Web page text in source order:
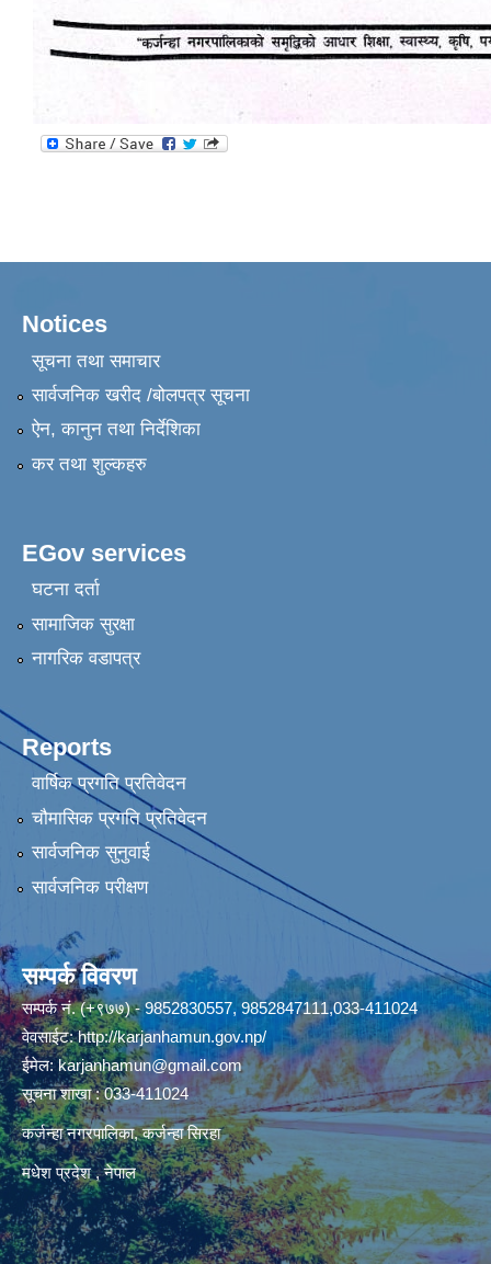
Notices
सूचना तथा समाचार
सार्वजनिक खरीद /बोलपत्र सूचना
ऐन, कानुन तथा निर्देशिका
कर तथा शुल्कहरु
EGov services
घटना दर्ता
सामाजिक सुरक्षा
नागरिक वडापत्र
Reports
वार्षिक प्रगति प्रतिवेदन
चौमासिक प्रगति प्रतिवेदन
सार्वजनिक सुनुवाई
सार्वजनिक परीक्षण
सम्पर्क विवरण
सम्पर्क नं. (+९७७) - 9852830557, 9852847111,033-411024
वेवसाईट:http://karjanhamun.gov.np/
ईमेल:karjanhamun@gmail.com
सूचना शाखा : 033-411024
कर्जन्हा नगरपालिका, कर्जन्हा सिरहा
मधेश प्रदेश , नेपाल